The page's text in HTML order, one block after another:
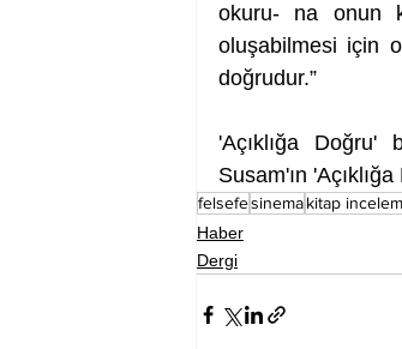
okuru- na onun
oluşabilmesi için
doğrudur.”
'Açıklığa Doğru'
Susam'ın
felsefesinemakitap
Haber
Dergi